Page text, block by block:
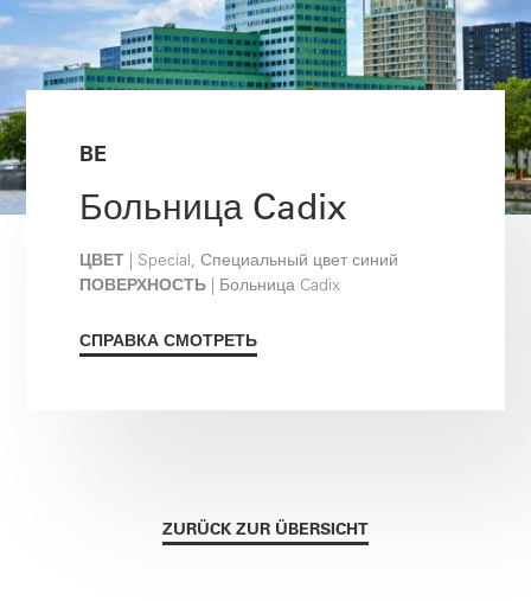
BE
Больница Cadix
ЦВЕТ | Special, Специальный цвет синий
ПОВЕРХНОСТЬ | Больница Cadix
СПРАВКА СМОТРЕТЬ
ZURÜCK ZUR ÜBERSICHT